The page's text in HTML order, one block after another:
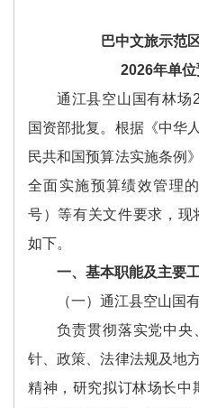
巴中文旅示范
2026年单
通江县空山国有林场
国资部批复。根据《中华
民共和国预算法实施条例
全面实施预算绩效管理
号）等有关文件要求，现
如下。
一、基本职能及主要
（一）通江县空山国
负责贯彻落实党中央
针、政策、法律法规及地
精神，研究拟订林场长中